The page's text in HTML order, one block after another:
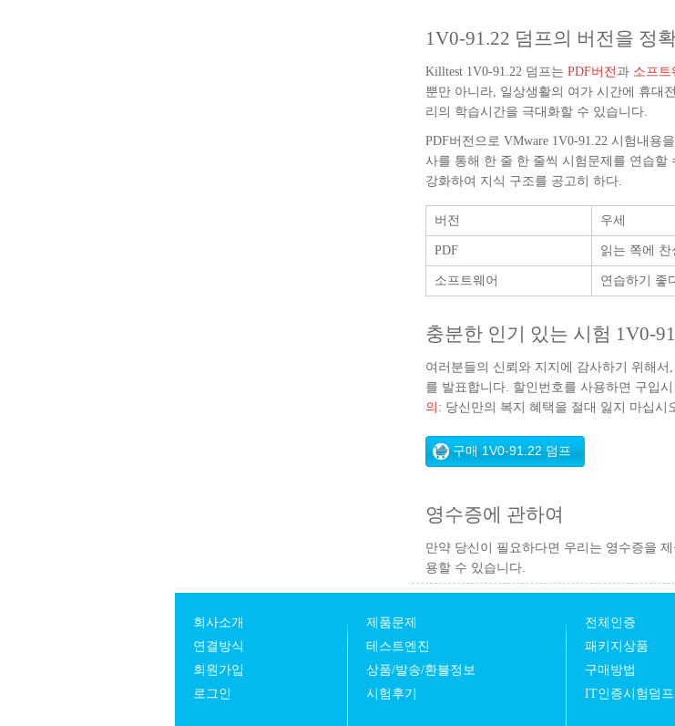
1V0-91.22 덤프의 버전을 정
Killtest 1V0-91.22 덤프는 PDF버전과 소프트
뿐만 아니라, 일상생활의 여가 시간에 휴대
리의 학습시간을 극대화할 수 있습니다.
PDF버전으로 VMware 1V0-91.22 시험내용
사를 통해 한 줄 한 줄씩 시험문제를 연습
강화하여 지식 구조를 공고히 하다.
버전 우세
PDF 읽는 쪽에 찬
소프트웨어 연습하기 좋
충분한 인기 있는 시험 1V0-
여러분들의 신뢰와 지지에 감사하기 위해
를 발표합니다. 할인번호를 사용하면 구입
의 : 당신만의 복지 혜택을 절대 잃지 마십시
영수증에 관하여
만약 당신이 필요하다면 우리는 영수증을
용할 수 있습니다.
회사소개
연결방식
회원가입
로그인
제품문제
테스트엔진
상품/발송/환불정보
시험후기
전체인증
패키지상품
구매방법
IT인증시험덤프